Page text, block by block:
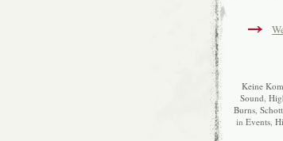
Keine
Sound
Burns
in Events